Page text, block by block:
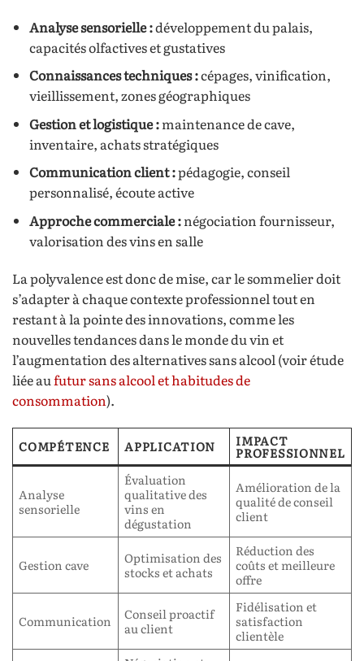
Analyse sensorielle :développement du palais,
capacités olfactives et gustatives
Connaissances techniques :cépages, vinification,
vieillissement, zones géographiques
Gestion et logistique :maintenance de cave,
inventaire, achats stratégiques
Communication client :pédagogie, conseil
personnalisé, écoute active
Approche commerciale :négociation fournisseur,
valorisation des vins en salle
La polyvalence est donc de mise, car le sommelier doit
s’adapter à chaque contexte professionnel tout en
restant à la pointe des innovations, comme les
nouvelles tendances dans le monde du vin et
l’augmentation des alternatives sans alcool (voir étude
liée aufutur sans alcool et habitudes de
consommation).
COMPÉTENCE APPLICATION IMPACT
PROFESSIONNEL
Analyse
sensorielle
Évaluation
qualitative des
vins en
dégustation
Amélioration de la
qualité de conseil
client
Gestion cave
Optimisation des
stocks et achats
Réduction des
coûts et meilleure
offre
Communication
Conseil proactif
au client
Fidélisation et
satisfaction
clientèle